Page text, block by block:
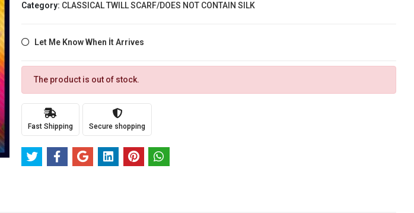
Category: CLASSICAL TWILL SCARF/DOES NOT CONTAIN SILK
Let Me Know When İt Arrives
The product is out of stock.
Fast Shipping Secure shopping